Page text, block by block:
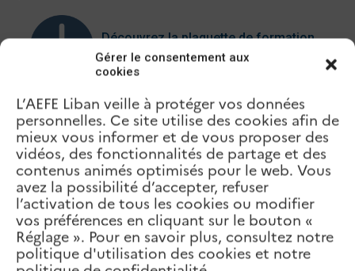
Gérer le consentement aux
cookies
L’AEFE Liban veille à protéger vos données
personnelles. Ce site utilise des cookies afin de
mieux vous informer et de vous proposer des
vidéos, des fonctionnalités de partage et des
contenus animés optimisés pour le web. Vous
avez la possibilité d’accepter, refuser
l’activation de tous les cookies ou modifier
vos préférences en cliquant sur le bouton «
Réglage ». Pour en savoir plus, consultez notre
politique d'utilisation des cookies et notre
Découvrez la plaquette de formation
premier degré
Le parcours PàP second degré
Ce dispositif de formation
permet aux professeurs qui
intègrent le réseau de
s’approprier les attendus de
l’enseignement français à
l’étranger, d’intervenir dans sa
discipline face à ses élèves, de
prendre en compte leur